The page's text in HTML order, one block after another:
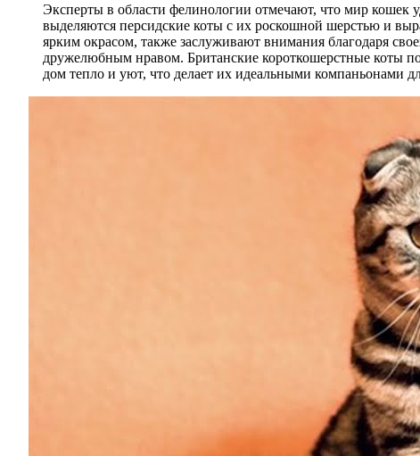
Эксперты в области фелинологии отмечают, что мир кошек
выделяются персидские коты с их роскошной шерстью и
ярким окрасом, также заслуживают внимания благодаря
дружелюбным нравом. Британские короткошерстные коты
дом тепло и уют, что делает их идеальными компаньонами